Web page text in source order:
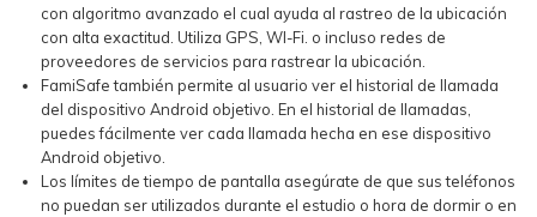
con algoritmo avanzado el cual ayuda al rastreo de la ubicación
con alta exactitud. Utiliza GPS, WI-Fi. o incluso redes de
proveedores de servicios para rastrear la ubicación.
FamiSafe también permite al usuario ver el historial de llamada
del dispositivo Android objetivo. En el historial de llamadas,
puedes fácilmente ver cada llamada hecha en ese dispositivo
Android objetivo.
Los límites de tiempo de pantalla asegúrate de que sus teléfonos
no puedan ser utilizados durante el estudio o hora de dormir o en